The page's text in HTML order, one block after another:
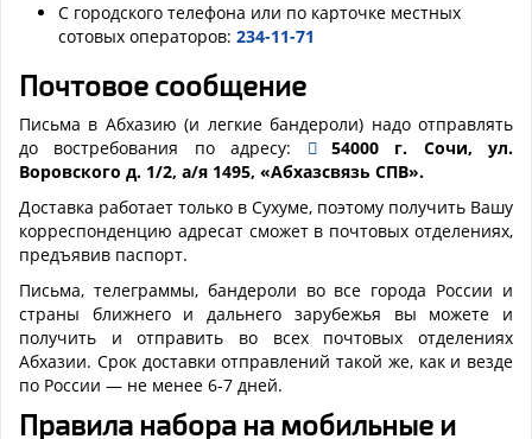
С городского телефона или по карточке местных
сотовых операторов: 234-11-71
Почтовое сообщение
Письма в Абхазию (и легкие бандероли) надо отправлять
до востребования по адресу:
54000 г. Сочи, ул.
Воровского д. 1/2, а/я 1495, «Абхазсвязь СПВ».
Доставка работает только в Сухуме, поэтому получить Вашу
корреспонденцию адресат сможет в почтовых отделениях,
предъявив паспорт.
Письма, телеграммы, бандероли во все города России и
страны ближнего и дальнего зарубежья вы можете и
получить и отправить во всех почтовых отделениях
Абхазии. Срок доставки отправлений такой же, как и везде
по России — не менее 6-7 дней.
Правила набора на мобильные и